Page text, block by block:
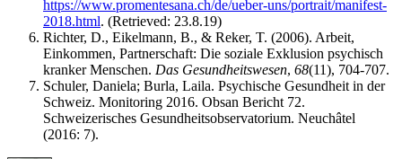
https://www.promentesana.ch/de/ueber-uns/portrait/manifest-
2018.html. (Retrieved: 23.8.19)
Richter, D., Eikelmann, B., & Reker, T. (2006). Arbeit,
Einkommen, Partnerschaft: Die soziale Exklusion psychisch
kranker Menschen. Das Gesundheitswesen, 68(11), 704-707.
Schuler, Daniela; Burla, Laila. Psychische Gesundheit in der
Schweiz. Monitoring 2016. Obsan Bericht 72.
Schweizerisches Gesundheitsobservatorium. Neuchâtel
(2016: 7).